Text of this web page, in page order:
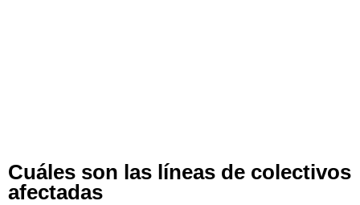
Cuáles son las líneas de colectivos
afectadas